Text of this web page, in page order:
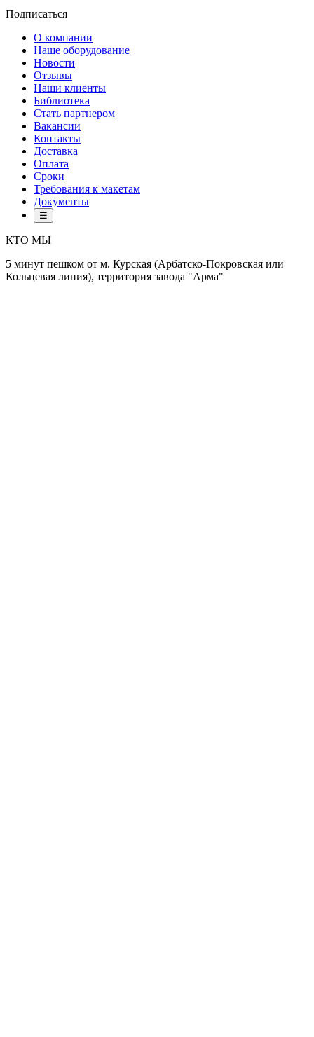
Подписаться
О компании
Наше оборудование
Новости
Отзывы
Наши клиенты
Библиотека
Стать партнером
Вакансии
Контакты
Доставка
Оплата
Сроки
Требования к макетам
Документы
☰
КТО МЫ
5 минут пешком от м. Курская (Арбатско-Покровская или
Кольцевая линия), территория завода "Арма"